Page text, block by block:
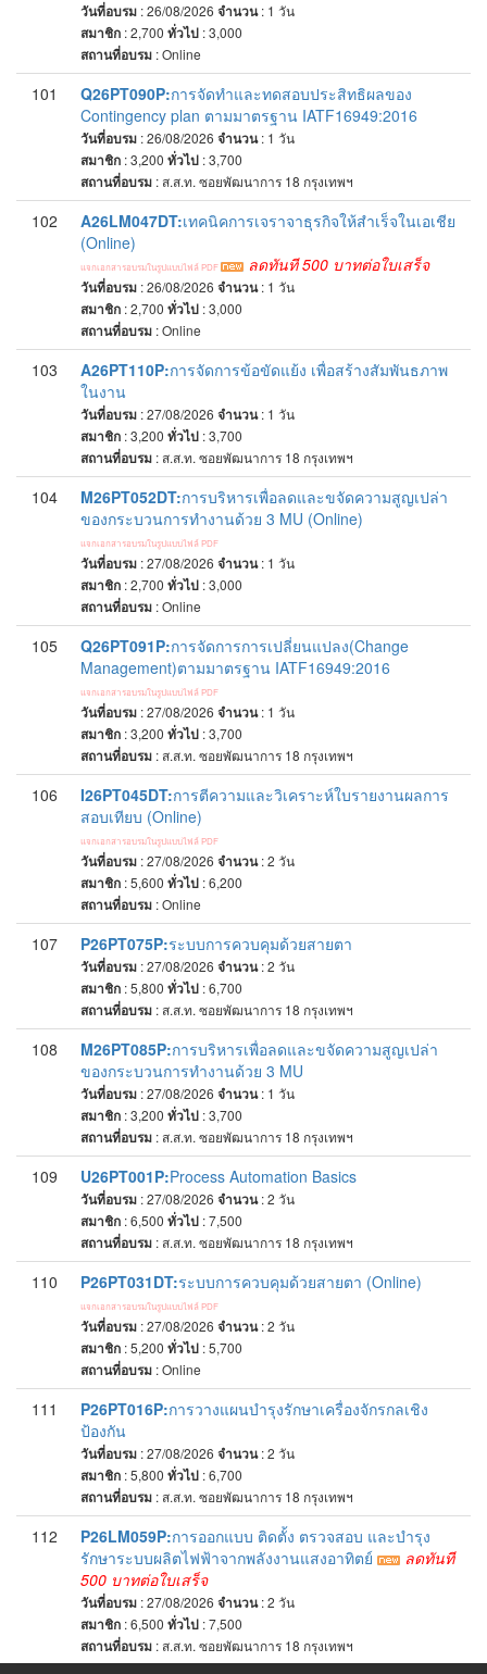
วันที่อบรม : 26/08/2026 จำนวน: 1 วัน
สมาชิก : 2,700 ทั่วไป : 3,000
สถานที่อบรม :Online
101 Q26PT090P:การจัดทำและทดสอบประสิทธิผลของ
Contingency plan ตามมาตรฐาน IATF16949:2016
วันที่อบรม : 26/08/2026 จำนวน: 1 วัน
สมาชิก : 3,200 ทั่วไป : 3,700
สถานที่อบรม : ส.ส.ท. ซอยพัฒนาการ 18 กรุงเทพฯ
102 A26LM047DT:เทคนิคการเจราจาธุรกิจให้สำเร็จในเอเชีย
(Online)
แจกเอกสารอบรมในรูปแบบไฟล์ PDF ลดทันที 500 บาทต่อใบเสร็จ
วันที่อบรม : 26/08/2026 จำนวน: 1 วัน
สมาชิก : 2,700 ทั่วไป : 3,000
สถานที่อบรม :Online
103 A26PT110P:การจัดการข้อขัดแย้ง เพื่อสร้างสัมพันธภาพ
ในงาน
วันที่อบรม : 27/08/2026 จำนวน: 1 วัน
สมาชิก : 3,200 ทั่วไป : 3,700
สถานที่อบรม : ส.ส.ท. ซอยพัฒนาการ 18 กรุงเทพฯ
104 M26PT052DT:การบริหารเพื่อลดและขจัดความสูญเปล่า
ของกระบวนการทำงานด้วย 3 MU (Online)
แจกเอกสารอบรมในรูปแบบไฟล์ PDF
วันที่อบรม : 27/08/2026 จำนวน: 1 วัน
สมาชิก : 2,700 ทั่วไป : 3,000
สถานที่อบรม :Online
105 Q26PT091P:การจัดการการเปลี่ยนแปลง(Change
Management)ตามมาตรฐาน IATF16949:2016
แจกเอกสารอบรมในรูปแบบไฟล์ PDF
วันที่อบรม : 27/08/2026 จำนวน: 1 วัน
สมาชิก : 3,200 ทั่วไป : 3,700
สถานที่อบรม : ส.ส.ท. ซอยพัฒนาการ 18 กรุงเทพฯ
106 I26PT045DT:การตีความและวิเคราะห์ใบรายงานผลการ
สอบเทียบ (Online)
แจกเอกสารอบรมในรูปแบบไฟล์ PDF
วันที่อบรม : 27/08/2026 จำนวน: 2 วัน
สมาชิก : 5,600 ทั่วไป : 6,200
สถานที่อบรม :Online
107 P26PT075P:ระบบการควบคุมด้วยสายตา
วันที่อบรม : 27/08/2026 จำนวน: 2 วัน
สมาชิก : 5,800 ทั่วไป : 6,700
สถานที่อบรม : ส.ส.ท. ซอยพัฒนาการ 18 กรุงเทพฯ
108 M26PT085P:การบริหารเพื่อลดและขจัดความสูญเปล่า
ของกระบวนการทำงานด้วย 3 MU
วันที่อบรม : 27/08/2026 จำนวน: 1 วัน
สมาชิก : 3,200 ทั่วไป : 3,700
สถานที่อบรม : ส.ส.ท. ซอยพัฒนาการ 18 กรุงเทพฯ
109 U26PT001P:Process Automation Basics
วันที่อบรม : 27/08/2026 จำนวน: 2 วัน
สมาชิก : 6,500 ทั่วไป : 7,500
สถานที่อบรม : ส.ส.ท. ซอยพัฒนาการ 18 กรุงเทพฯ
110 P26PT031DT:ระบบการควบคุมด้วยสายตา (Online)
แจกเอกสารอบรมในรูปแบบไฟล์ PDF
วันที่อบรม : 27/08/2026 จำนวน: 2 วัน
สมาชิก : 5,200 ทั่วไป : 5,700
สถานที่อบรม :Online
111 P26PT016P:การวางแผนบำรุงรักษาเครื่องจักรกลเชิง
ป้องกัน
วันที่อบรม : 27/08/2026 จำนวน: 2 วัน
สมาชิก : 5,800 ทั่วไป : 6,700
สถานที่อบรม : ส.ส.ท. ซอยพัฒนาการ 18 กรุงเทพฯ
112 P26LM059P:การออกแบบ ติดตั้ง ตรวจสอบ และบำรุง
รักษาระบบผลิตไฟฟ้าจากพลังงานแสงอาทิตย์
ลดทันที
500 บาทต่อใบเสร็จ
วันที่อบรม : 27/08/2026 จำนวน: 2 วัน
สมาชิก : 6,500 ทั่วไป : 7,500
สถานที่อบรม : ส.ส.ท. ซอยพัฒนาการ 18 กรุงเทพฯ